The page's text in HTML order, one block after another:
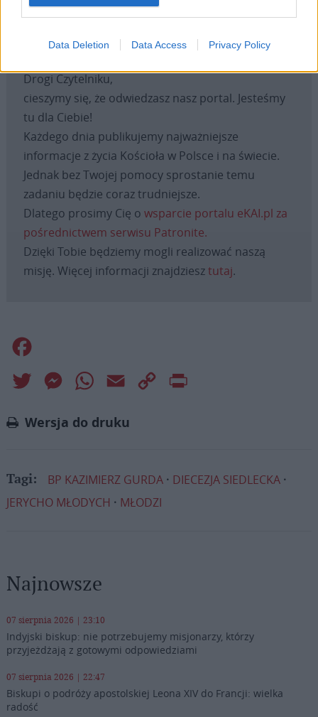
Data Deletion Data Access Privacy Policy
Drogi Czytelniku,
cieszymy się, że odwiedzasz nasz portal. Jesteśmy
tu dla Ciebie!
Każdego dnia publikujemy najważniejsze
informacje z życia Kościoła w Polsce i na świecie.
Jednak bez Twojej pomocy sprostanie temu
zadaniu będzie coraz trudniejsze.
Dlatego prosimy Cię o wsparcie portalu eKAI.pl za
pośrednictwem serwisu Patronite.
Dzięki Tobie będziemy mogli realizować naszą
misję. Więcej informacji znajdziesztutaj.
Twitter MessengerWhatsApp
Email
Copy
Wersja do druku
Tagi: BP KAZIMIERZ GURDA
DIECEZJA SIEDLECKA
JERYCHO MŁODYCH
MŁODZI
Najnowsze
07 sierpnia 2026 | 23:10
Indyjski biskup: nie potrzebujemy misjonarzy, którzy
przyjeżdżają z gotowymi odpowiedziami
07 sierpnia 2026 | 22:47
Biskupi o podróży apostolskiej Leona XIV do Francji: wielka
radość